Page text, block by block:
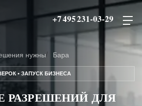
+7 495 231-03-29
нужны Бара
• ЗАПУСК БИЗНЕСА
РАЗРЕШЕНИЙ ДЛЯ